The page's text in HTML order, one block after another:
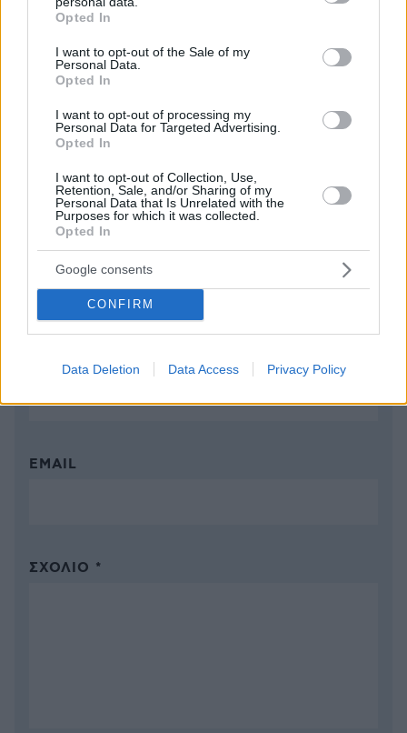
grant or deny consent to Google and its third-party tags to
use your data for below specified purposes in below Google
consent section.
Opted In
I want to opt-out of the Sale of my
Personal Data.
Opted In
I want to opt-out of processing my
Personal Data for Targeted Advertising.
Opted In
I want to opt-out of Collection, Use,
Retention, Sale, and/or Sharing of my
Personal Data that Is Unrelated with the
Purposes for which it was collected.
Opted In
Google consents
CONFIRM
Data Deletion Data Access Privacy Policy
Πρώτο θέμα,ο πρωταγωνιστής της γουόκ ατζέντας
και της κορεκτιλας γυφτοι είναι ,γύφτοι, πέστε το
ξεκάθαρα κι αν συνεχίσετε έτσι θα σας
αποχαιρετήσει πολύς κόσμος..
Τσίπρα ξημερώματα ντώσει επιντόματα
18.06.2025, 21:12
η γνωστή ευπαθής ομάδα με τα επιδόματα !
ΠΡΟΣΘΗΚΗ ΣΧΟΛΙΟΥ
ΌΝΟΜΑ *
EMAIL
ΣΧΌΛΙΟ *